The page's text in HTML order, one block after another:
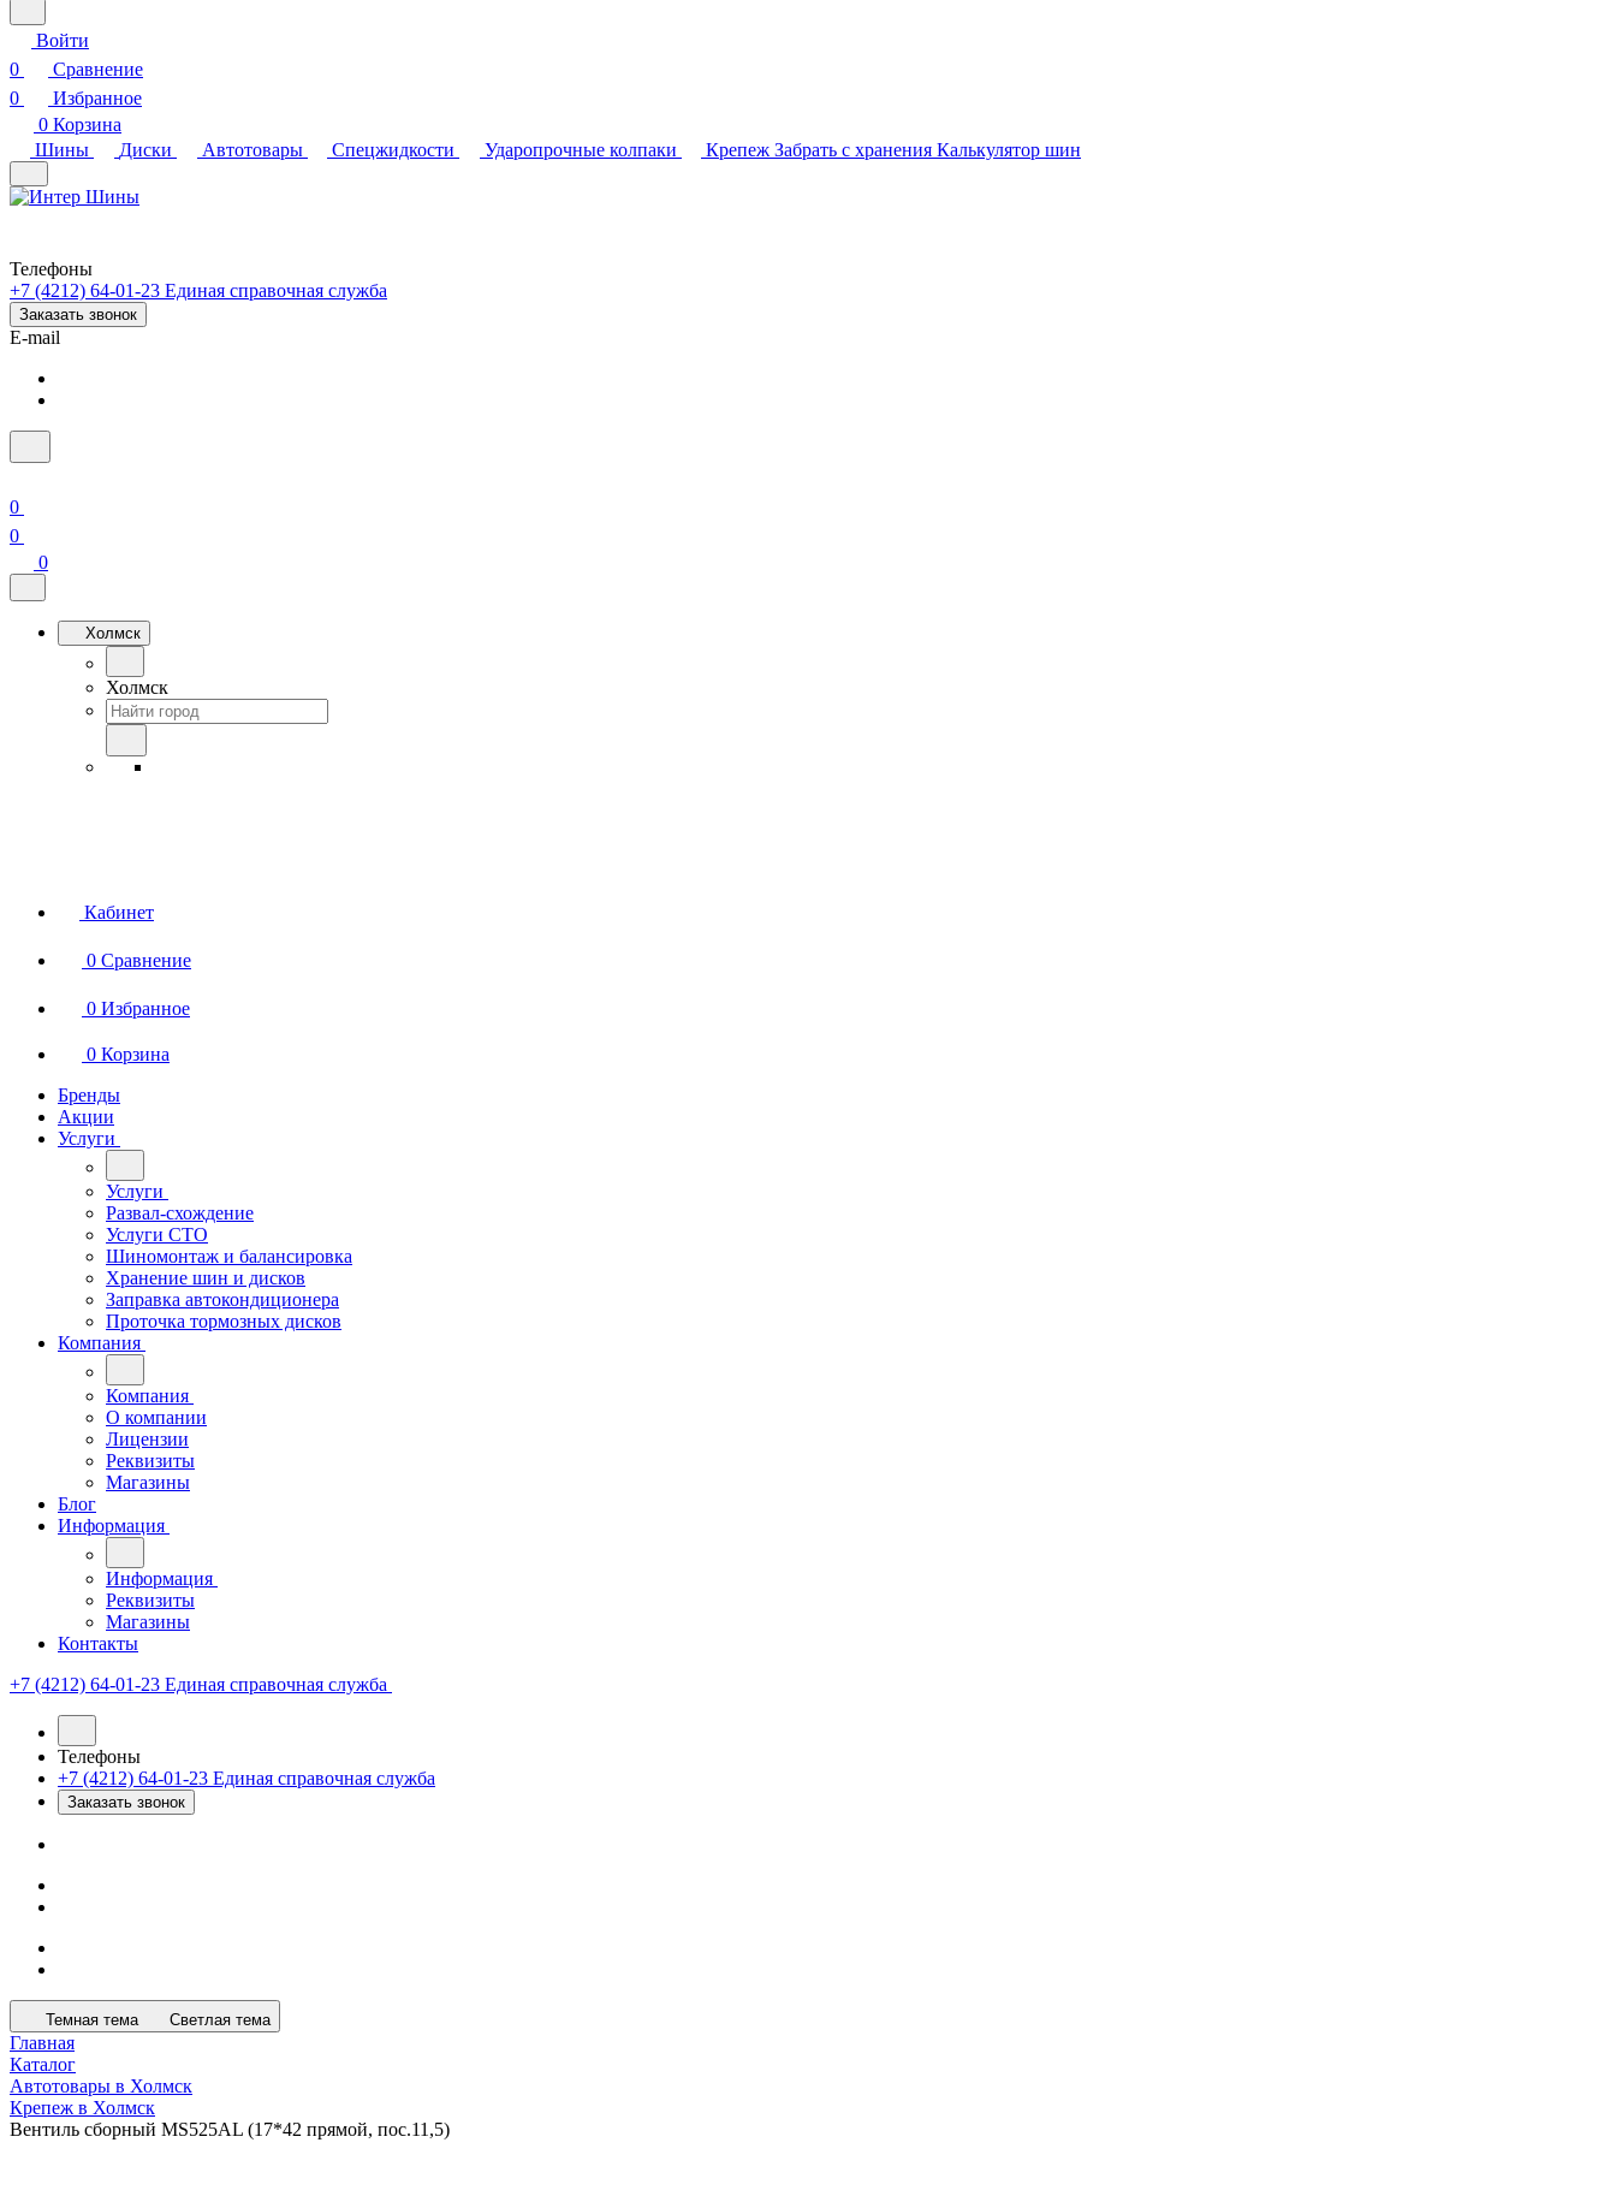
Войти
0
Сравнение
0
Избранное
0 Корзина
Шины
Диски Автотовары Спецжидкости Ударопрочные колпаки Крепеж Забрать с хранения Калькулятор шин
Телефоны
+7 (4212) 64-01-23 Единая справочная служба
Заказать звонок
E-mail
0
0
0
Холмск
Холмск
Кабинет
0 Сравнение
0 Избранное
0 Корзина
Бренды
Акции
Услуги
Услуги
Развал-схождение
Услуги СТО
Шиномонтаж и балансировка
Хранение шин и дисков
Заправка автокондиционера
Проточка тормозных дисков
Компания
Компания
О компании
Лицензии
Реквизиты
Магазины
Блог
Информация
Информация
Реквизиты
Магазины
Контакты
+7 (4212) 64-01-23 Единая справочная служба
Телефоны
+7 (4212) 64-01-23 Единая справочная служба
Заказать звонок
Темная тема Светлая тема
Главная
Каталог
Автотовары в Холмск
Крепеж в Холмск
Вентиль сборный MS525AL (17*42 прямой, пос.11,5)